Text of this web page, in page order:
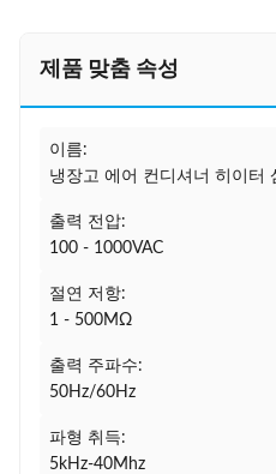
제품 맞춤 속성
이름:
냉장고 에어 컨디셔너 히이터
출력 전압:
100 - 1000VAC
절연 저항:
1 - 500MΩ
출력 주파수:
50Hz/60Hz
파형 취득:
5kHz-40Mhz